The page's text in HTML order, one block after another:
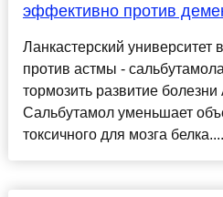
эффективно против
Ланкастерский университет
против астмы -
тормозить развитие
Сальбутамол уменьшает
токсичного для мозга белка....